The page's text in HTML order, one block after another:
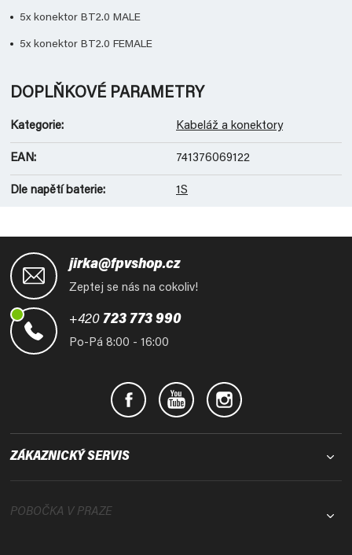
5x konektor BT2.0 MALE
5x konektor BT2.0 FEMALE
DOPLŇKOVÉ PARAMETRY
Kategorie: Kabeláž a konektory
EAN: 741376069122
Dle napětí baterie: 1S
jirka@fpvshop.cz
Zeptej se nás na cokoliv!
+420 723 773 990
Po-Pá 8:00 - 16:00
ZÁKAZNICKÝ SERVIS
POBOČKA V PRAZE